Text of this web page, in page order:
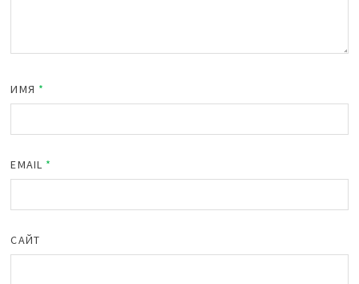
ИМЯ *
EMAIL *
САЙТ